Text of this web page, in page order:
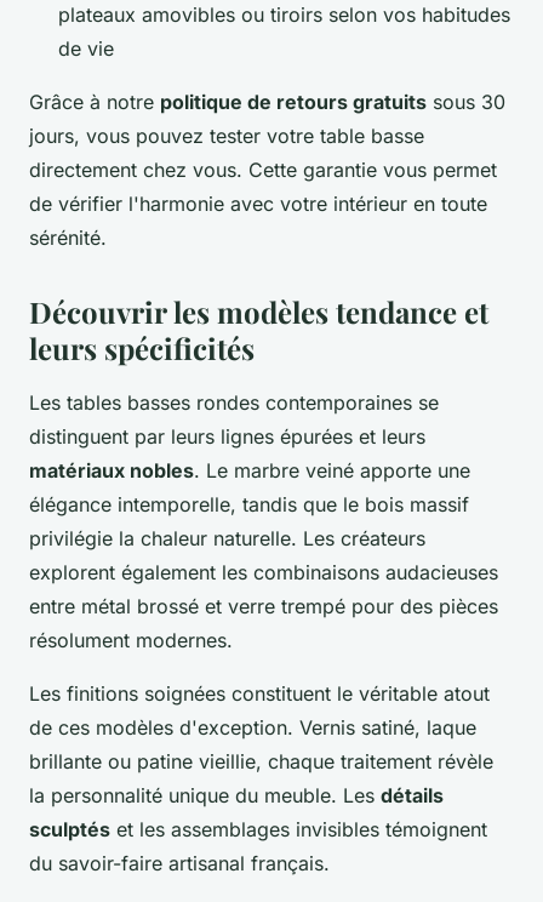
plateaux amovibles ou tiroirs selon vos habitudes
de vie
Grâce à notre politique de retours gratuits sous 30
jours, vous pouvez tester votre table basse
directement chez vous. Cette garantie vous permet
de vérifier l'harmonie avec votre intérieur en toute
sérénité.
Découvrir les modèles tendance et
leurs spécificités
Les tables basses rondes contemporaines se
distinguent par leurs lignes épurées et leurs
matériaux nobles. Le marbre veiné apporte une
élégance intemporelle, tandis que le bois massif
privilégie la chaleur naturelle. Les créateurs
explorent également les combinaisons audacieuses
entre métal brossé et verre trempé pour des pièces
résolument modernes.
Les finitions soignées constituent le véritable atout
de ces modèles d'exception. Vernis satiné, laque
brillante ou patine vieillie, chaque traitement révèle
la personnalité unique du meuble. Les détails
sculptés et les assemblages invisibles témoignent
du savoir-faire artisanal français.